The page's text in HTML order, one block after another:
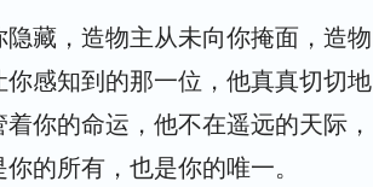
藏，造物主从未向你掩面，造物
感知到的那一位，他真真切切地
你的命运，他不在遥远的天际，
的所有，也是你的唯一。